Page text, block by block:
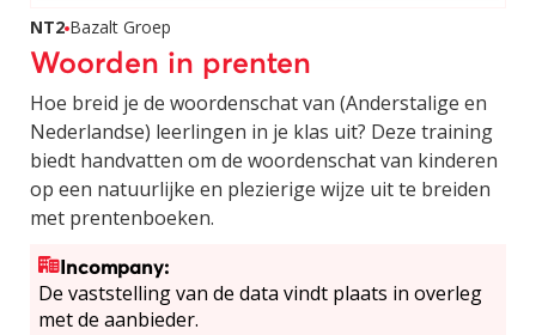
NT2 Bazalt Groep
Woorden in prenten
Hoe breid je de woordenschat van (Anderstalige en
Nederlandse) leerlingen in je klas uit? Deze training
biedt handvatten om de woordenschat van kinderen
op een natuurlijke en plezierige wijze uit te breiden
met prentenboeken.
Incompany:
De vaststelling van de data vindt plaats in overleg
met de aanbieder.